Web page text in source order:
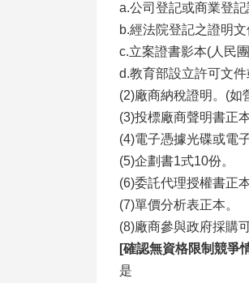
a.公司登記或商業登
b.經法院登記之證明
c.立案證書影本(人民
d.教育部設立許可文
(2)廠商納稅證明。(如
(3)投標廠商聲明書正
(4)電子憑據光碟或電
(5)企劃書1式10份。
(6)委託代理授權書正
(7)單價分析表正本。
(8)廠商參與政府採購
[確認無資格限制競爭
是